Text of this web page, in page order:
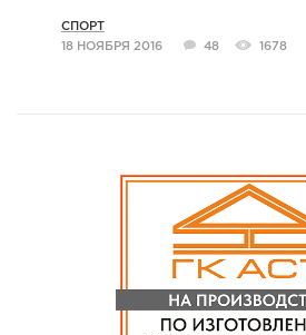
СПОРТ
18 НОЯБРЯ 2016
48 1678